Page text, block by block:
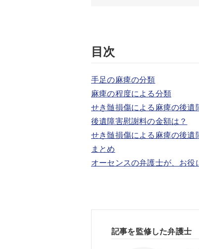
目次
手足の麻痺の分類
麻痺の程度による分類
せき髄損傷による麻痺の後遺
後遺障害慰謝料の金額は？
せき髄損傷による麻痺の後遺
まとめ
オーセンスの弁護士が、お役
記事を監修した弁護士